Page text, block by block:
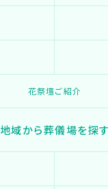
花祭壇ご紹介
地域から葬儀場を探す